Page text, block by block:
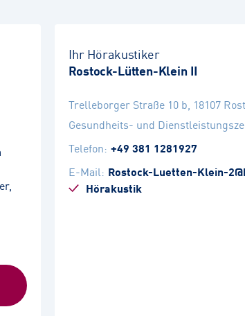
Ihr Hörakustiker
Rostock-Lütten-Klein II
Trelleborger Straße 10 b, 18107
Gesundheits- und
Telefon: +49 381 1281927
E-Mail: Rostock-Luetten-Klein-
Hörakustik